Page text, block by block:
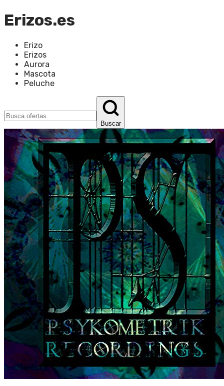
Erizos.es
Erizo
Erizos
Aurora
Mascota
Peluche
Buscar